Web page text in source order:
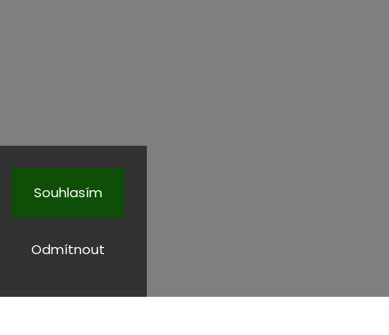
Odmítnout
Souhlasím